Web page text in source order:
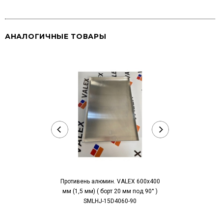
АНАЛОГИЧНЫЕ ТОВАРЫ
Противень алюмин. VALEX 600х400
мм (1,5 мм) ( борт 20 мм под 90° )
SMLHJ-15D4060-90